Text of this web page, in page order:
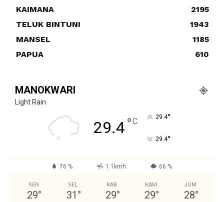
KAIMANA
2195
TELUK BINTUNI
1943
MANSEL
1185
PAPUA
610
MANOKWARI
Light Rain
29.4°C 29.4°
29.4°
76 % 1.1kmh 66 %
SEN
29°
SEL
31 °
RAB
29°
KAM
29°
JUM
28°